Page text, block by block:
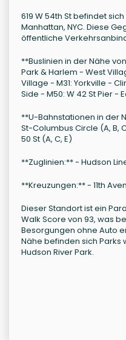
619 W 54th St befindet
Manhattan, NYC. Diese
öffentliche
**Buslinien in der Nähe von
Park & Harlem - West
Village - M31: Yorkville -
Side - M50: W 42 St Pier -
**U-Bahnstationen in der
St-Columbus Circle (A, B,
50 St (A, C, E)
**Zuglinien:** - Hudson
**Kreuzungen:** - 11th
Dieser Standort ist ein
Walk Score von 93, was
Besorgungen ohne Auto
Nähe befinden sich Parks
Hudson River Park.